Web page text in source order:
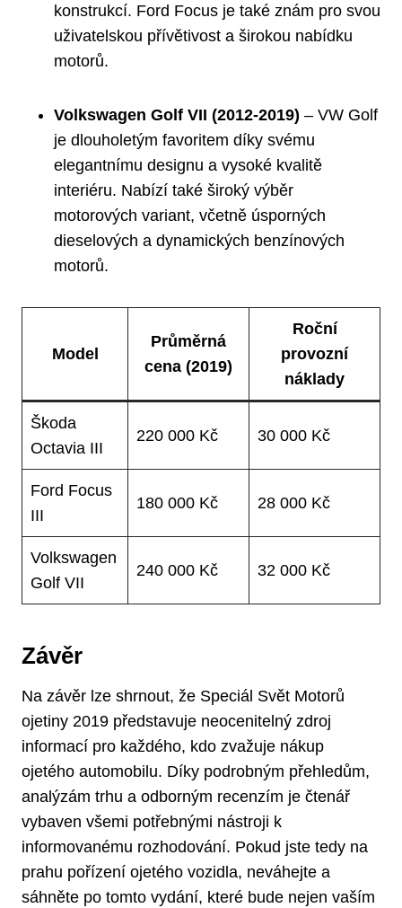
konstrukcí. ‌Ford Focus je také znám pro svou‌
uživatelskou přívětivost a širokou nabídku
motorů.
Volkswagen Golf VII (2012-2019) ⁣– VW Golf
je dlouholetým favoritem‍ díky svému
elegantnímu designu⁣ a vysoké⁢ kvalitě
‌interiéru. Nabízí také ⁢široký výběr
‌motorových variant, včetně úsporných
dieselových a dynamických benzínových
motorů.
Model
Průměrná
cena (2019)
Roční
provozní
⁤náklady
Škoda ​
Octavia III
220 000 Kč 30 000 Kč
Ford Focus
III
180 000 Kč 28 000 Kč
Volkswagen
Golf VII
240 000 Kč 32 000 Kč
Závěr
Na závěr⁤ lze shrnout, že Speciál Svět ⁤Motorů
ojetiny ⁢2019 představuje neocenitelný⁢ zdroj
informací pro každého, ⁣kdo ‍zvažuje⁢ nákup
ojetého automobilu.‍ Díky ​podrobným přehledům,
analýzám trhu a odborným recenzím je čtenář
vybaven všemi potřebnými ⁢nástroji ⁤k
informovanému ⁢rozhodování. ⁢Pokud jste tedy ‌na
prahu pořízení ⁤ojetého vozidla, neváhejte a
sáhněte po ​tomto vydání, ⁣které bude nejen vaším